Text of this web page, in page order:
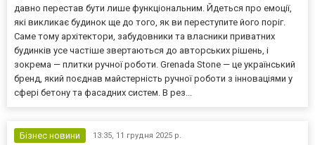
давно перестав бути лише функціональним. Йдеться про емоції,
які викликає будинок ще до того, як ви переступите його поріг.
Саме тому архітектори, забудовники та власники приватних
будинків усе частіше звертаються до авторських рішень, і
зокрема — плитки ручної роботи. Grenada Stone — це український
бренд, який поєднав майстерність ручної роботи з інноваціями у
сфері бетону та фасадних систем. В рез...
Бізнес новини 13:35, 11 грудня 2025 р.